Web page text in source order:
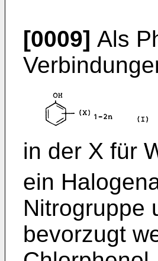
[0009] Als
in der X für
ein
Nitrogruppe
bevorzugt